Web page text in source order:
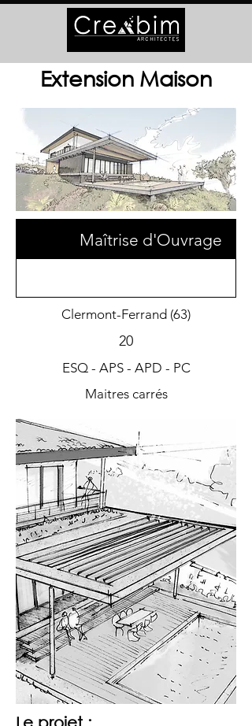
Extension Maison
Maîtrise d'Ouvrage
Clermont-Ferrand (63)
20
ESQ - APS - APD - PC
Maitres carrés